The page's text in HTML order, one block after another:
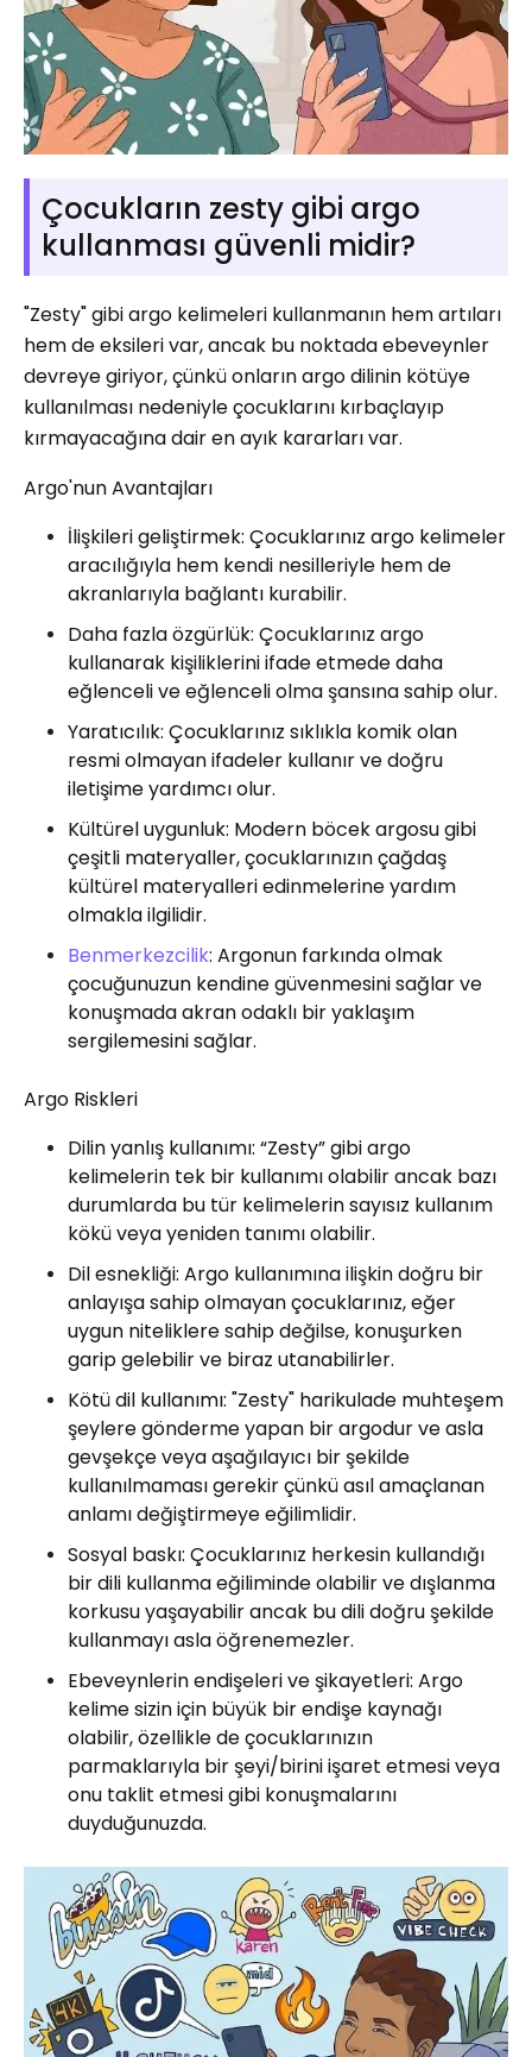
Çocukların zesty gibi argo
kullanması güvenli midir?
"Zesty" gibi argo kelimeleri kullanmanın hem artıları
hem de eksileri var, ancak bu noktada ebeveynler
devreye giriyor, çünkü onların argo dilinin kötüye
kullanılması nedeniyle çocuklarını kırbaçlayıp
kırmayacağına dair en ayık kararları var.
Argo'nun Avantajları
İlişkileri geliştirmek: Çocuklarınız argo kelimeler
aracılığıyla hem kendi nesilleriyle hem de
akranlarıyla bağlantı kurabilir.
Daha fazla özgürlük: Çocuklarınız argo
kullanarak kişiliklerini ifade etmede daha
eğlenceli ve eğlenceli olma şansına sahip olur.
Yaratıcılık: Çocuklarınız sıklıkla komik olan
resmi olmayan ifadeler kullanır ve doğru
iletişime yardımcı olur.
Kültürel uygunluk: Modern böcek argosu gibi
çeşitli materyaller, çocuklarınızın çağdaş
kültürel materyalleri edinmelerine yardım
olmakla ilgilidir.
Benmerkezcilik: Argonun farkında olmak
çocuğunuzun kendine güvenmesini sağlar ve
konuşmada akran odaklı bir yaklaşım
sergilemesini sağlar.
Argo Riskleri
Dilin yanlış kullanımı: “Zesty” gibi argo
kelimelerin tek bir kullanımı olabilir ancak bazı
durumlarda bu tür kelimelerin sayısız kullanım
kökü veya yeniden tanımı olabilir.
Dil esnekliği: Argo kullanımına ilişkin doğru bir
anlayışa sahip olmayan çocuklarınız, eğer
uygun niteliklere sahip değilse, konuşurken
garip gelebilir ve biraz utanabilirler.
Kötü dil kullanımı: "Zesty" harikulade muhteşem
şeylere gönderme yapan bir argodur ve asla
gevşekçe veya aşağılayıcı bir şekilde
kullanılmaması gerekir çünkü asıl amaçlanan
anlamı değiştirmeye eğilimlidir.
Sosyal baskı: Çocuklarınız herkesin kullandığı
bir dili kullanma eğiliminde olabilir ve dışlanma
korkusu yaşayabilir ancak bu dili doğru şekilde
kullanmayı asla öğrenemezler.
Ebeveynlerin endişeleri ve şikayetleri: Argo
kelime sizin için büyük bir endişe kaynağı
olabilir, özellikle de çocuklarınızın
parmaklarıyla bir şeyi/birini işaret etmesi veya
onu taklit etmesi gibi konuşmalarını
duyduğunuzda.